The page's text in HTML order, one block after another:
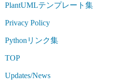
PlantUMLテンプレート集
Privacy Policy
Pythonリンク集
TOP
Updates/News